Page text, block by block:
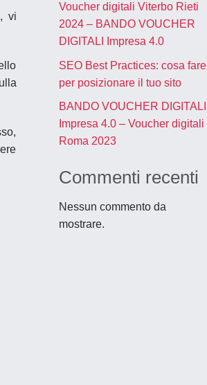
vi
Voucher digitali Viterbo Rieti
2024 – BANDO VOUCHER
DIGITALI Impresa 4.0
SEO Best Practices: cosa fare
per posizionare il tuo sito
BANDO VOUCHER DIGITALI
Impresa 4.0 – Voucher digitali
Roma 2023
Commenti recenti
Nessun commento da
mostrare.